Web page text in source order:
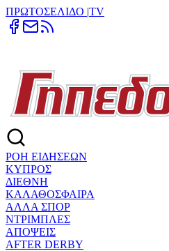
ΠΡΩΤΟΣΕΛΙΔΟ |TV
ΡΟΗ ΕΙΔΗΣΕΩΝ
ΚΥΠΡΟΣ
ΔΙΕΘΝΗ
ΚΑΛΑΘΟΣΦΑΙΡΑ
ΑΛΛΑ ΣΠΟΡ
ΝΤΡΙΜΠΛΕΣ
ΑΠΟΨΕΙΣ
AFTER DERBY